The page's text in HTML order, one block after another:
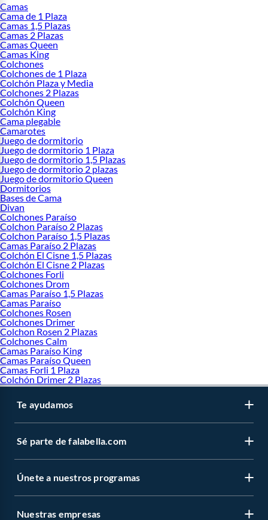
Camas
Cama de 1 Plaza
Camas 1,5 Plazas
Camas 2 Plazas
Camas Queen
Camas King
Colchones
Colchones de 1 Plaza
Colchón Plaza y Media
Colchones 2 Plazas
Colchón Queen
Colchón King
Cama plegable
Camarotes
Juego de dormitorio
Juego de dormitorio 1 Plaza
Juego de dormitorio 1,5 Plazas
Juego de dormitorio 2 plazas
Juego de dormitorio Queen
Dormitorios
Bases de Cama
Divan
Colchones Paraíso
Colchon Paraíso 2 Plazas
Colchon Paraíso 1,5 Plazas
Camas Paraíso 2 Plazas
Colchón El Cisne 1,5 Plazas
Colchón El Cisne 2 Plazas
Colchones Forli
Colchones Drom
Camas Paraíso 1,5 Plazas
Camas Paraíso
Colchones Rosen
Colchones Drimer
Colchon Rosen 2 Plazas
Colchones Calm
Camas Paraíso King
Camas Paraíso Queen
Camas Forli 1 Plaza
Colchón Drimer 2 Plazas
Te ayudamos
Sé parte de falabella.com
Únete a nuestros programas
Nuestras empresas